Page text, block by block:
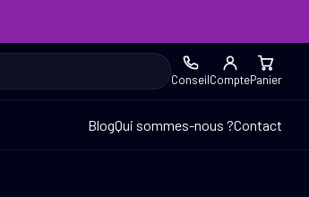
ConseilComptePanier
BlogQui sommes-nous ?Contact